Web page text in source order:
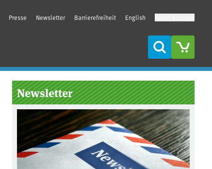
Presse Newsletter Barrierefreiheit English
Suche
Seitenleiste
Newsletter